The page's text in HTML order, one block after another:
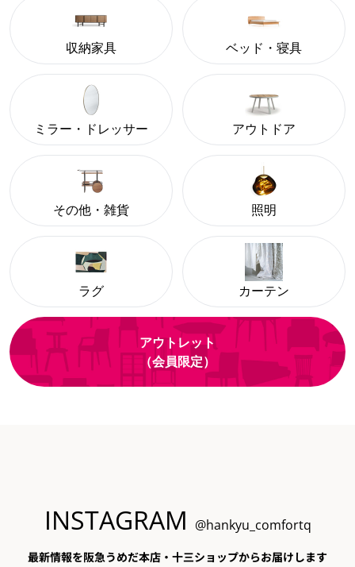
収納家具 ベッド・寝具
ミラー・ドレッサー アウトドア
その他・雑貨 照明
ラグ カーテン
アウトレット
（会員限定）
INSTAGRAM @hankyu_comfortq
最新情報を阪急うめだ本店・十三ショップからお届けします